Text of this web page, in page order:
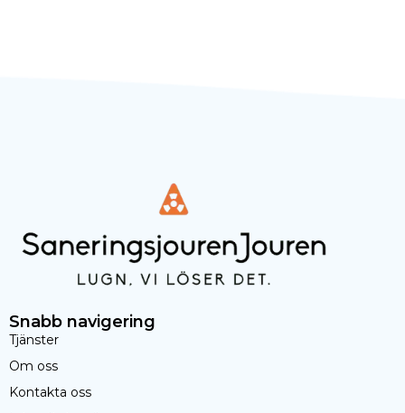
Snabb navigering
Tjänster
Om oss
Kontakta oss